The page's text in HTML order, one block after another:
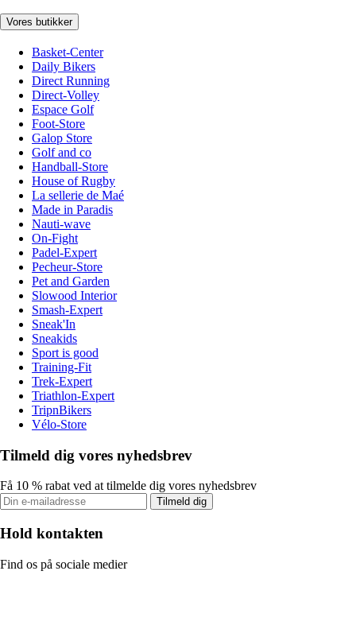
Vores butikker
Basket-Center
Daily Bikers
Direct Running
Direct-Volley
Espace Golf
Foot-Store
Galop Store
Golf and co
Handball-Store
House of Rugby
La sellerie de Maé
Made in Paradis
Nauti-wave
On-Fight
Padel-Expert
Pecheur-Store
Pet and Garden
Slowood Interior
Smash-Expert
Sneak'In
Sneakids
Sport is good
Training-Fit
Trek-Expert
Triathlon-Expert
TripnBikers
Vélo-Store
Tilmeld dig vores nyhedsbrev
Få 10 % rabat ved at tilmelde dig vores nyhedsbrev
Tilmeld dig
Hold kontakten
Find os på sociale medier